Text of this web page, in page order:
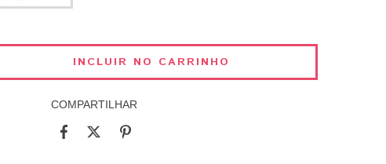
COMPARTILHAR